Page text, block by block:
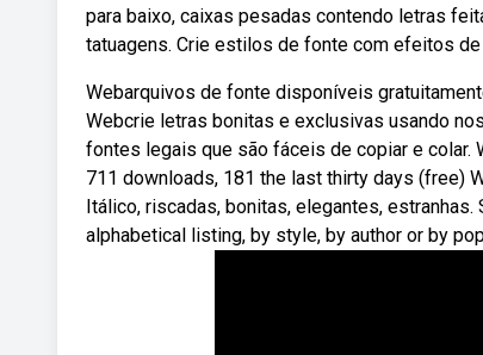
para baixo, caixas pesadas contendo letras
tatuagens. Crie estilos de fonte com efeitos
Webarquivos de fonte disponíveis
Webcrie letras bonitas e exclusivas usando
fontes legais que são fáceis de copiar e colar.
711 downloads, 181 the last thirty days (free)
Itálico, riscadas, bonitas, elegantes,
alphabetical listing, by style, by author or by